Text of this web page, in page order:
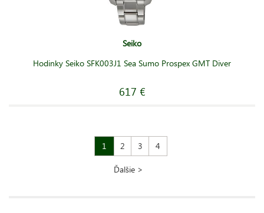
Seiko
Hodinky Seiko SFK003J1 Sea Sumo Prospex GMT Diver
617 €
1 2 3 4
Ďalšie >